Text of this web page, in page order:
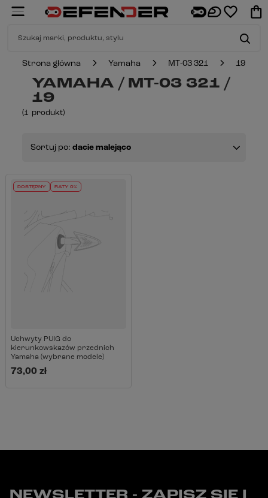
Strona główna Yamaha MT-03 321 19
YAMAHA / MT-03 321 /
19
(1 produkt)
Sortuj po: dacie malejąco
DOSTĘPNY RATY 0%
Uchwyty PUIG do
kierunkowskazów przednich
Yamaha (wybrane modele)
73,00 zł